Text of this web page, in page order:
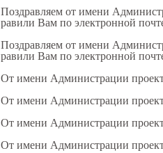
от имени
Вам по электронной
от имени
Вам по электронной
имени Администрации
имени Администрации
имени Администрации
имени Администрации